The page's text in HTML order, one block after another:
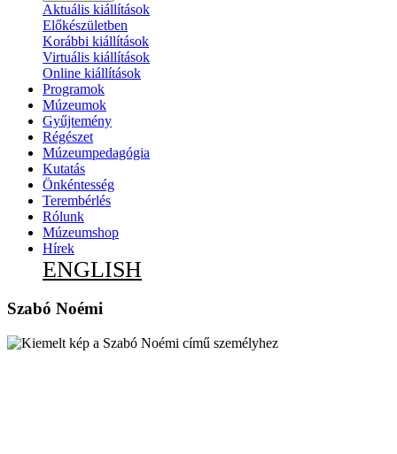
Aktuális kiállítások
Előkészületben
Korábbi kiállítások
Virtuális kiállítások
Online kiállítások
Programok
Múzeumok
Gyűjtemény
Régészet
Múzeumpedagógia
Kutatás
Önkéntesség
Terembérlés
Rólunk
Múzeumshop
Hírek
ENGLISH
Szabó Noémi